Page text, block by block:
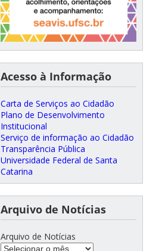
Acesso à Informação
Carta de Serviços ao Cidadão
Plano de Desenvolvimento
Institucional
Serviço de informação ao Cidadão
Transparência Pública
Universidade Federal de Santa
Catarina
Arquivo de Notícias
Arquivo de Notícias